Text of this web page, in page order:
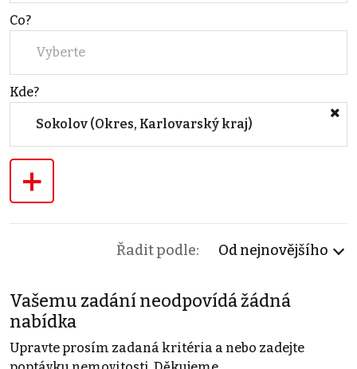
Co?
Vyberte
Kde?
Sokolov (Okres, Karlovarský kraj)
+
Řadit podle: Od nejnovějšího
Vašemu zadání neodpovídá žádná
nabídka
Upravte prosím zadaná kritéria a nebo zadejte